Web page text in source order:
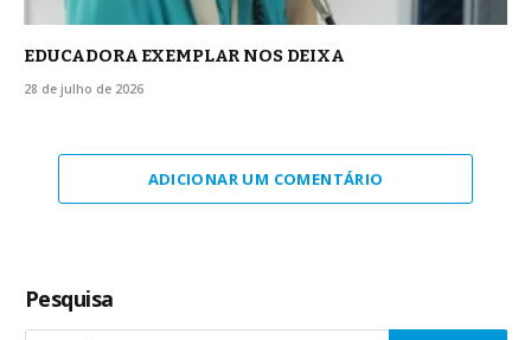
EDUCADORA EXEMPLAR NOS DEIXA
28 de julho de 2026
ADICIONAR UM COMENTÁRIO
Pesquisa